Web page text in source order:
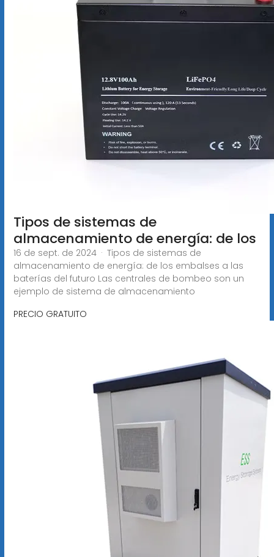
Tipos de sistemas de
almacenamiento de energía: de los
16 de sept. de 2024 · Tipos de sistemas de
almacenamiento de energía: de los embalses a las
baterías del futuro Las centrales de bombeo son un
ejemplo de sistema de almacenamiento
PRECIO GRATUITO